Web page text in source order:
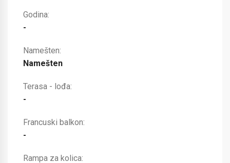
Godina:
-
Namešten:
Namešten
Terasa - lođa:
-
Francuski balkon:
-
Rampa za kolica: